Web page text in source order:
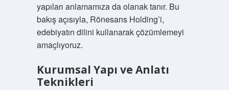
yapıları anlamamıza da olanak tanır. Bu
bakış açısıyla, Rönesans Holding’i,
edebiyatın dilini kullanarak çözümlemeyi
amaçlıyoruz.
Kurumsal Yapı ve Anlatı
Teknikleri